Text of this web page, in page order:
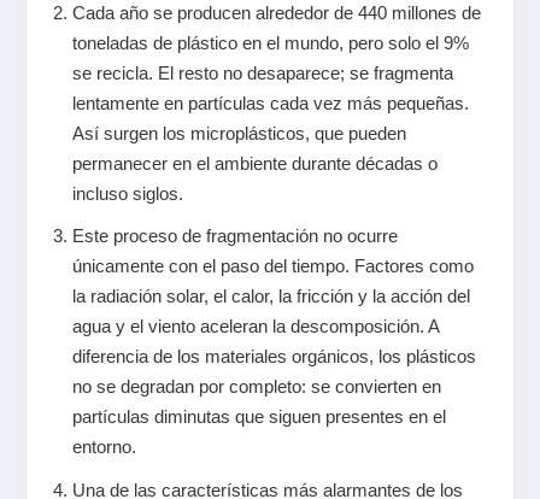
Cada año se producen alrededor de 440 millones de
toneladas de plástico en el mundo, pero solo el 9%
se recicla. El resto no desaparece; se fragmenta
lentamente en partículas cada vez más pequeñas.
Así surgen los microplásticos, que pueden
permanecer en el ambiente durante décadas o
incluso siglos.
Este proceso de fragmentación no ocurre
únicamente con el paso del tiempo. Factores como
la radiación solar, el calor, la fricción y la acción del
agua y el viento aceleran la descomposición. A
diferencia de los materiales orgánicos, los plásticos
no se degradan por completo: se convierten en
partículas diminutas que siguen presentes en el
entorno.
Una de las características más alarmantes de los